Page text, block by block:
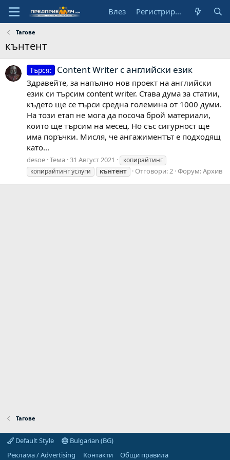
Влез Регистрирай се
Тагове
кънтент
Търся: Content Writer с английски език
Здравейте, за напълно нов проект на английски
език си търсим content writer. Става дума за статии,
където ще се търси средна големина от 1000 думи.
На този етап не мога да посоча брой материали,
които ще търсим на месец. Но със сигурност ще
има поръчки. Мисля, че ангажиментът е подходящ
като...
desoe Тема 31 Август 2021
копирайтинг
копирайтинг услуги
кънтент Отговори: 2 Форум:Архив
Тагове
Default Style
Bulgarian (BG)
Реклама / Advertising
Контакти
Общи правила